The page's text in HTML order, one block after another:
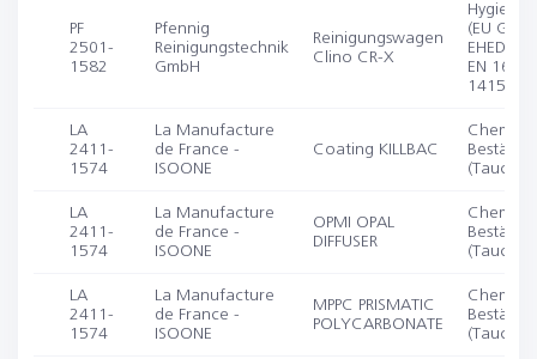
PF
2501-
1582
Pfennig
Reinigungstechnik
GmbH
Reinigungswagen
Clino CR-X
(EU
EHEDG
EN
14159)
LA
2411-
1574
La Manufacture
de France -
ISOONE
Coating KILLBAC
LA
2411-
1574
La Manufacture
de France -
ISOONE
OPMI OPAL
DIFFUSER
LA
2411-
1574
La Manufacture
de France -
ISOONE
MPPC PRISMATIC
POLYCARBONATE